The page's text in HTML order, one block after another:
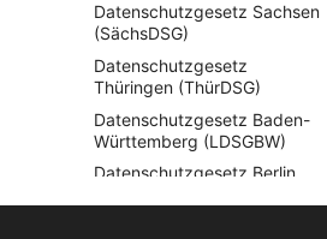
Datenschutzgesetz Sachsen
(SächsDSG)
Datenschutzgesetz
Thüringen (ThürDSG)
Datenschutzgesetz Baden-
Württemberg (LDSGBW)
Datenschutzgesetz Berlin